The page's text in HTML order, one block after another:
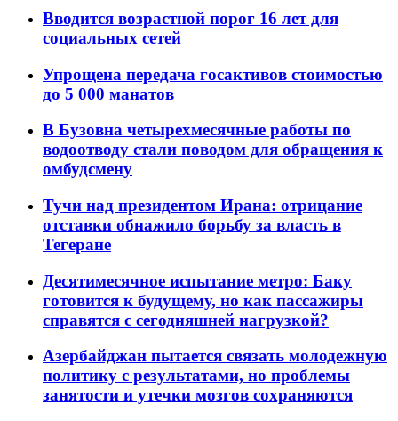
Вводится возрастной порог 16 лет для
социальных сетей
Упрощена передача госактивов стоимостью
до 5 000 манатов
В Бузовна четырехмесячные работы по
водоотводу стали поводом для обращения к
омбудсмену
Тучи над президентом Ирана: отрицание
отставки обнажило борьбу за власть в
Тегеране
Десятимесячное испытание метро: Баку
готовится к будущему, но как пассажиры
справятся с сегодняшней нагрузкой?
Азербайджан пытается связать молодежную
политику с результатами, но проблемы
занятости и утечки мозгов сохраняются